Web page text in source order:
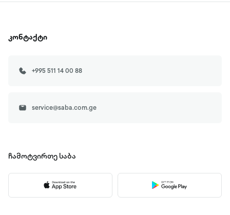
კონტაქტი
+995 511 14 00 88
service@saba.com.ge
ჩამოტვირთე საბა